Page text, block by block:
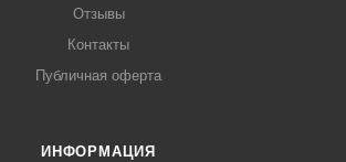
Отзывы
Контакты
Публичная оферта
ИНФОРМАЦИЯ